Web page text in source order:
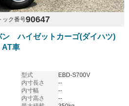
ック番号90647
ン ハイゼットカーゴ(ダイハツ)
AT車
型式
EBD-S700V
内寸長さ
--
内寸幅
--
内寸高さ
--